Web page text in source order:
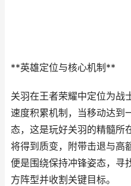
**英雄定位与核心机制**
关羽在王者荣耀中定位为战
速度积累机制，当移动达到
态，这是玩好关羽的精髓所
将得到质变，附带击退与高
便是围绕保持冲锋姿态，寻
方阵型并收割关键目标。